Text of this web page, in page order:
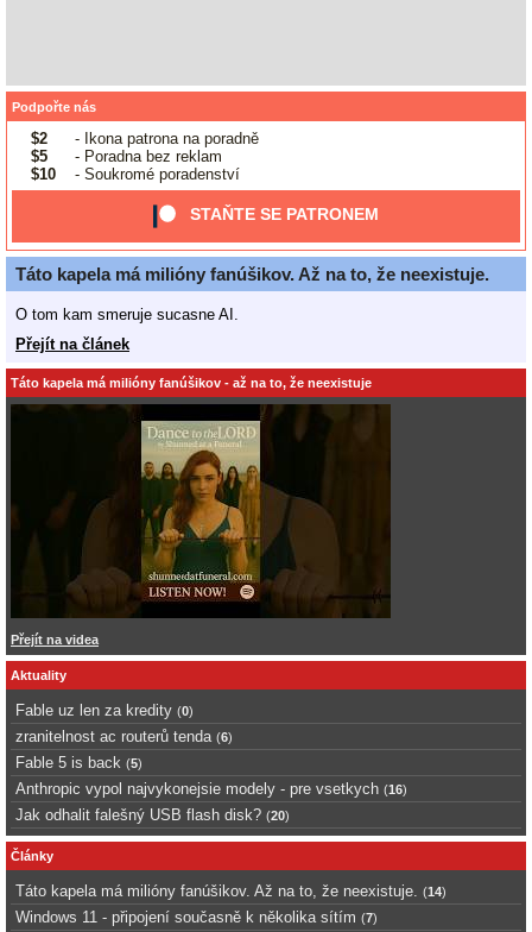
Podpořte nás
$2
- Ikona patrona na poradně
$5
- Poradna bez reklam
$10
- Soukromé poradenství
STAŇTE SE PATRONEM
Táto kapela má milióny fanúšikov. Až na to, že neexistuje.
O tom kam smeruje sucasne AI.
Přejít na článek
Táto kapela má milióny fanúšikov - až na to, že neexistuje
Přejít na videa
Aktuality
Fable uz len za kredity (0)
zranitelnost ac routerů tenda (6)
Fable 5 is back (5)
Anthropic vypol najvykonejsie modely - pre vsetkych (16)
Jak odhalit falešný USB flash disk? (20)
Články
Táto kapela má milióny fanúšikov. Až na to, že neexistuje. (14)
Windows 11 - připojení současně k několika sítím (7)